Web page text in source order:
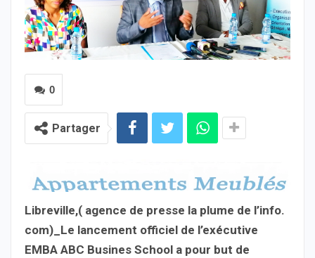
0
Partager
Libreville,( agence de presse la plume de l’info.
com)_Le lancement officiel de l’exécutive
EMBA ABC Busines School a pour but de